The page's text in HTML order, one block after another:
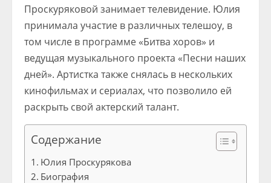
Проскуряковой занимает телевидение. Юлия
принимала участие в различных телешоу, в
том числе в программе «Битва хоров» и
ведущая музыкального проекта «Песни наших
дней». Артистка также снялась в нескольких
кинофильмах и сериалах, что позволило ей
раскрыть свой актерский талант.
Содержание
Юлия Проскурякова
Биография